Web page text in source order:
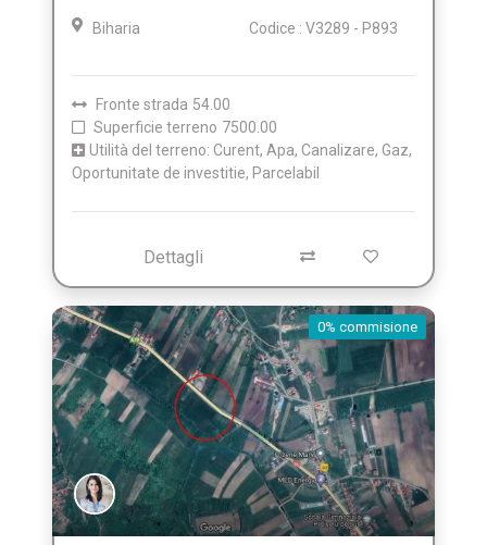
Biharia Codice : V3289 - P893
Fronte strada 54.00
Superficie terreno 7500.00
Utilità del terreno: Curent, Apa, Canalizare, Gaz,
Oportunitate de investitie, Parcelabil
Dettagli
0% commisione